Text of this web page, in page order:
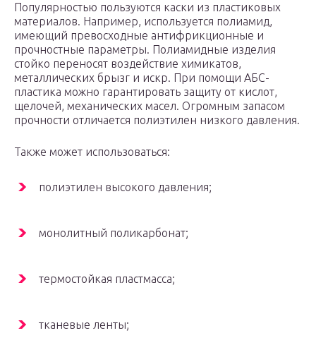
Популярностью пользуются каски из пластиковых
материалов. Например, используется полиамид,
имеющий превосходные антифрикционные и
прочностные параметры. Полиамидные изделия
стойко переносят воздействие химикатов,
металлических брызг и искр. При помощи АБС-
пластика можно гарантировать защиту от кислот,
щелочей, механических масел. Огромным запасом
прочности отличается полиэтилен низкого давления.
Также может использоваться:
полиэтилен высокого давления;
монолитный поликарбонат;
термостойкая пластмасса;
тканевые ленты;